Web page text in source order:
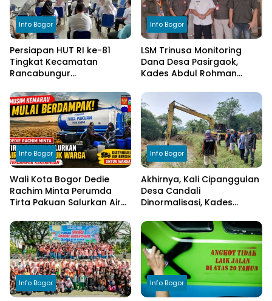
Info Bogor
Persiapan HUT RI ke-81
Tingkat Kecamatan
Rancabungur
Cimulang, Libatkan Seluruh
Elemen Masyarakat
Info Bogor
LSM Trinusa Monitoring
Dana Desa Pasirgaok,
Kades Abdul Rohman
Transparansi Pengelolaan
Anggaran
Info Bogor
Wali Kota Bogor Dedie
Rachim Minta Perumda
Tirta Pakuan Salurkan Air
Terdampak Kekeringan
Info Bogor
Akhirnya, Kali Cipanggulan
Desa Candali
Dinormalisasi, Kades
kepada Bupati Bogor
Info Bogor Info Bogor